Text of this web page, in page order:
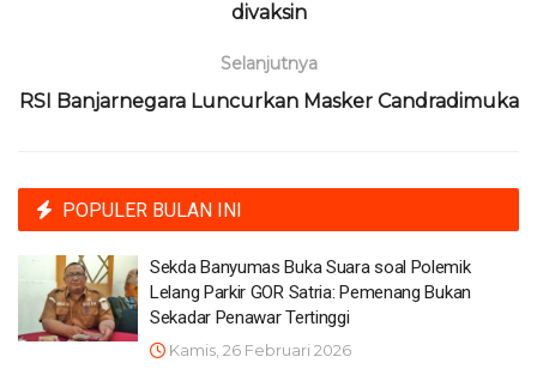
divaksin
Selanjutnya
RSI Banjarnegara Luncurkan Masker Candradimuka
POPULER BULAN INI
Sekda Banyumas Buka Suara soal Polemik
Lelang Parkir GOR Satria: Pemenang Bukan
Sekadar Penawar Tertinggi
Kamis, 26 Februari 2026